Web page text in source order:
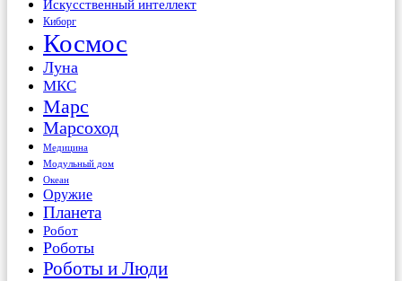
Искусственный интеллект
Киборг
Космос
Луна
МКС
Марс
Марсоход
Медицина
Модульный дом
Океан
Оружие
Планета
Робот
Роботы
Роботы и Люди